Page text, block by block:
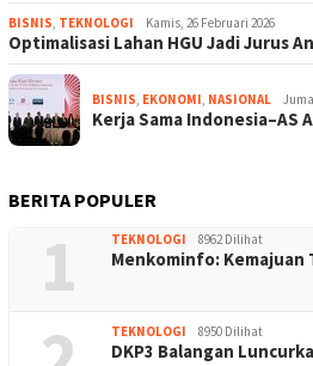
BISNIS, TEKNOLOGI Kamis, 26 Februari 2026
Optimalisasi Lahan HGU Jadi Jurus
BISNIS, EKONOMI, NASIONAL
Kerja Sama Indonesia–AS
BERITA POPULER
1 TEKNOLOGI 8962 Dilihat
Menkominfo:
TEKNOLOGI 8950 Dilihat
DKP3 Balangan